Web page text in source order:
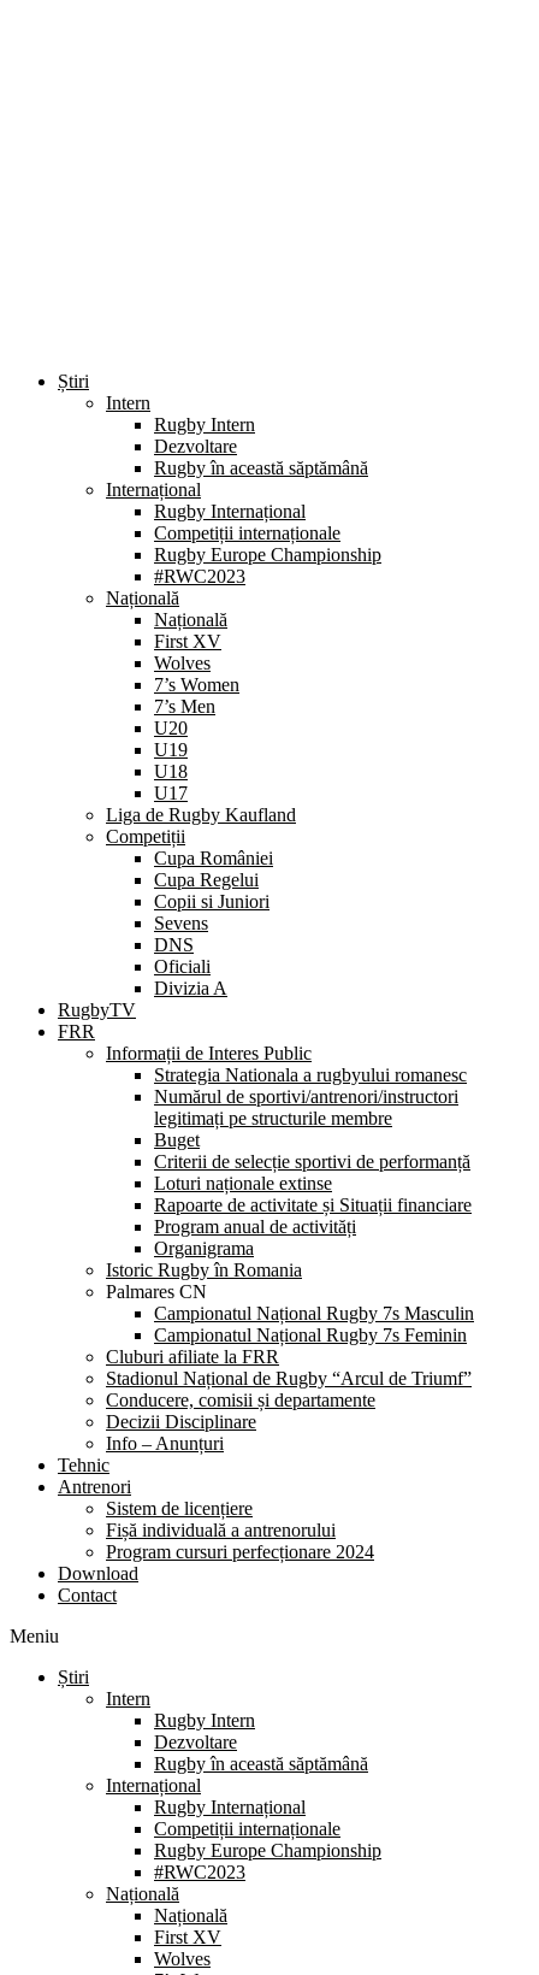
Știri
Intern
Rugby Intern
Dezvoltare
Rugby în această săptămână
Internațional
Rugby Internațional
Competiții internaționale
Rugby Europe Championship
#RWC2023
Națională
Națională
First XV
Wolves
7’s Women
7’s Men
U20
U19
U18
U17
Liga de Rugby Kaufland
Competiții
Cupa României
Cupa Regelui
Copii si Juniori
Sevens
DNS
Oficiali
Divizia A
RugbyTV
FRR
Informații de Interes Public
Strategia Nationala a rugbyului romanesc
Numărul de sportivi/antrenori/instructori
legitimați pe structurile membre
Buget
Criterii de selecție sportivi de performanță
Loturi naționale extinse
Rapoarte de activitate și Situații financiare
Program anual de activități
Organigrama
Istoric Rugby în Romania
Palmares CN
Campionatul Național Rugby 7s Masculin
Campionatul Național Rugby 7s Feminin
Cluburi afiliate la FRR
Stadionul Național de Rugby “Arcul de Triumf”
Conducere, comisii și departamente
Decizii Disciplinare
Info – Anunțuri
Tehnic
Antrenori
Sistem de licențiere
Fișă individuală a antrenorului
Program cursuri perfecționare 2024
Download
Contact
Meniu
Știri
Intern
Rugby Intern
Dezvoltare
Rugby în această săptămână
Internațional
Rugby Internațional
Competiții internaționale
Rugby Europe Championship
#RWC2023
Națională
Națională
First XV
Wolves